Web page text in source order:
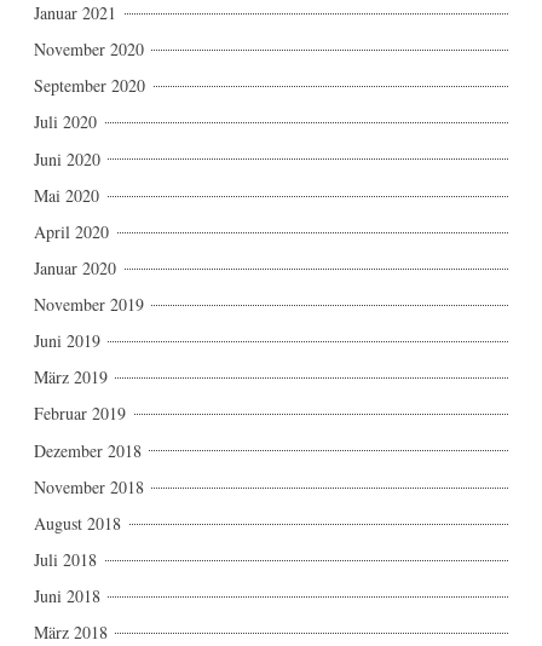
Januar 2021
November 2020
September 2020
Juli 2020
Juni 2020
Mai 2020
April 2020
Januar 2020
November 2019
Juni 2019
März 2019
Februar 2019
Dezember 2018
November 2018
August 2018
Juli 2018
Juni 2018
März 2018